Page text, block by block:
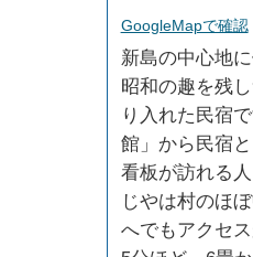
GoogleMapで確認
新島の中心地
昭和の趣を残
り入れた民宿
館」から民宿
看板が訪れる
じやは村のほ
へでもアクセ